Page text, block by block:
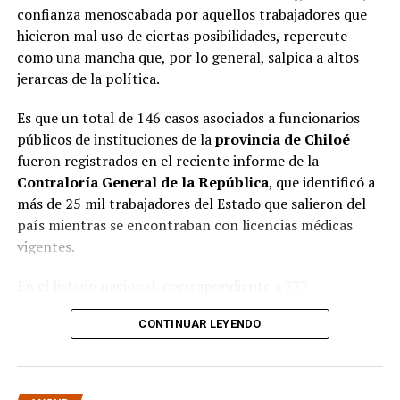
confianza menoscabada por aquellos trabajadores que
hicieron mal uso de ciertas posibilidades, repercute
como una mancha que, por lo general, salpica a altos
jerarcas de la política.
Es que un total de 146 casos asociados a funcionarios
públicos de instituciones de laprovincia de Chiloé
fueron registrados en el reciente informe de la
Contraloría General de la República, que identificó a
más de 25 mil trabajadores del Estado que salieron del
país mientras se encontraban con licencias médicas
vigentes.
organismos públicos, figuran varias entidades del
Municipalidad de Castro
dentro de la provincia. Le siguen laCorporación
Municipal de Quellón
CONTINUAR LEYENDO